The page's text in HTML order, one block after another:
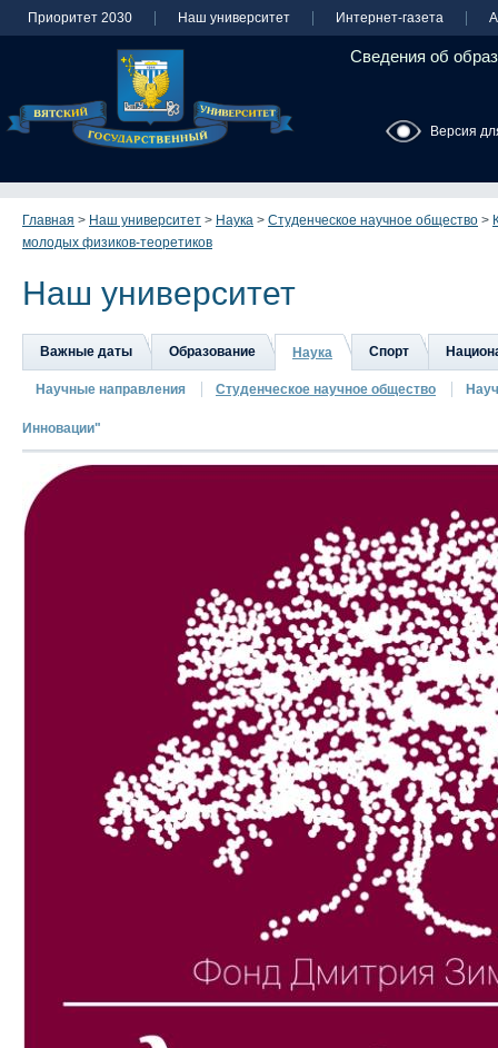
Приоритет 2030 Наш университет Интернет-газета
Сведения об
Версия
Главная > Наш университет > Наука > Студенческое научное общество >
молодых физиков-теоретиков
Наш университет
Важные даты Образование Наука Спорт
Научные направления Студенческое научное общество
Инновации"